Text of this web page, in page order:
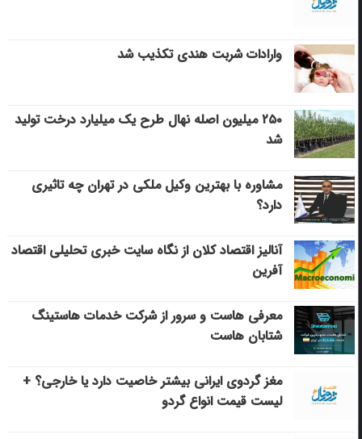
وارادات شربت هندی تکذیب شد
۲۵۰ میلیون اصله نهال طرح یک میلیارد درخت تولید
شد
مشاوره با بهترین وکیل ملکی در تهران چه تاثیری
دارد؟
آنالیز اقتصاد کلان از نگاه سایت خبری تحلیلی اقتصاد
آفرین
معرفی هاست و سرور از شرکت خدمات هاستینگ
شتابان هاست
مغز گردوی ایرانی بیشتر خاصیت دارد یا خارجی؟ +
لیست قیمت انواع گردو